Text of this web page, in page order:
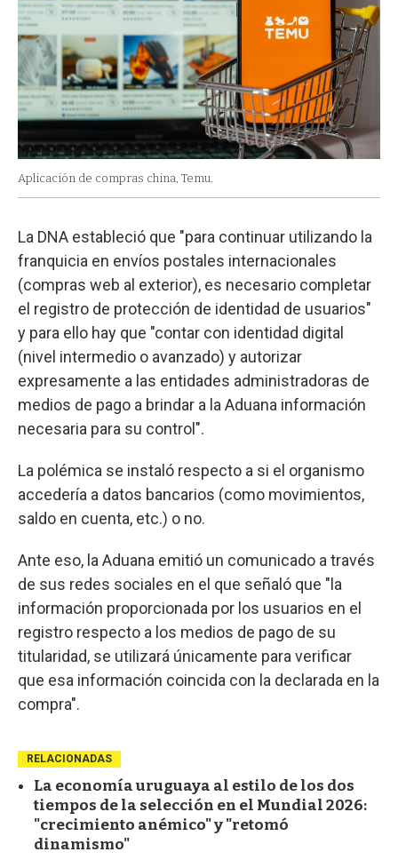
Aplicación de compras china, Temu.
La DNA estableció que "para continuar utilizando la
franquicia en envíos postales internacionales
(compras web al exterior), es necesario completar
el registro de protección de identidad de usuarios"
y para ello hay que "contar con identidad digital
(nivel intermedio o avanzado) y autorizar
expresamente a las entidades administradoras de
medios de pago a brindar a la Aduana información
necesaria para su control".
La polémica se instaló respecto a si el organismo
accedería a datos bancarios (como movimientos,
saldo en cuenta, etc.) o no.
Ante eso, la Aduana emitió un comunicado a través
de sus redes sociales en el que señaló que "la
información proporcionada por los usuarios en el
registro respecto a los medios de pago de su
titularidad, se utilizará únicamente para verificar
que esa información coincida con la declarada en la
compra".
RELACIONADAS
La economía uruguaya al estilo de los dos
tiempos de la selección en el Mundial 2026:
"crecimiento anémico" y "retomó
dinamismo"